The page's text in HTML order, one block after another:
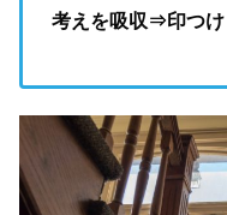
考えを吸収⇒印つけ